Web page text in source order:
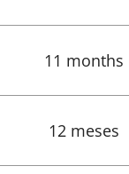
11 months
12 meses